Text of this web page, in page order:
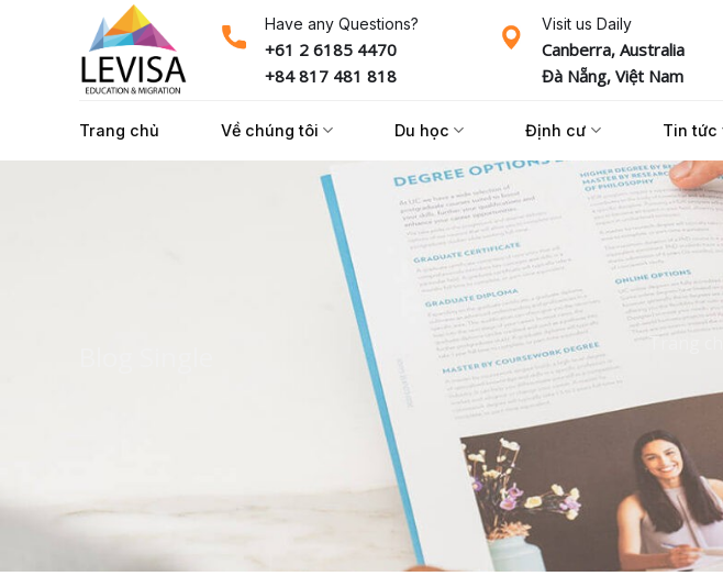
Have any Questions?
+61 2 6185 4470
+84 817 481 818
Visit us Daily
Canberra, Australia
Đà Nẵng, Việt Nam
Trang chủ Về chúng tôi Du học Định cư Tin tức
Trang chủ